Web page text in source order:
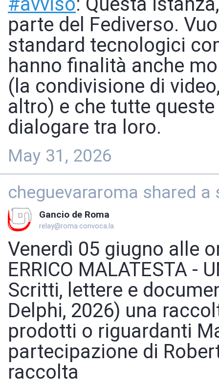
parte del Fediverso.
standard tecnologici
hanno finalità anche
(la condivisione di
altro) e che tutte
dialogare tra loro.
May 31, 2026
cheguevararoma shared a
Gancio de Roma
relay@roma.convoca.la
Venerdì 05 giugno alle
ERRICO MALATESTA -
Scritti, lettere e
Delphi, 2026) una
prodotti o riguardanti
partecipazione di
raccolta